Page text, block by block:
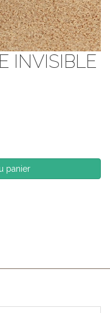
INVISIBLE
panier